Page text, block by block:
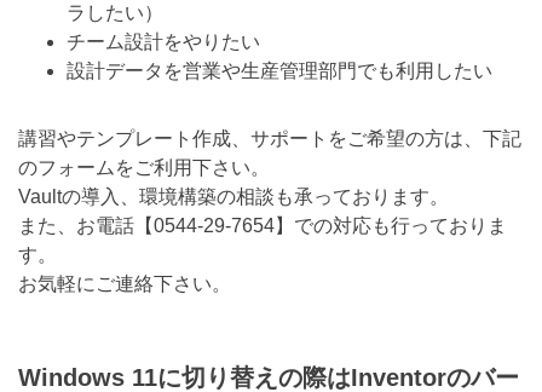
ラしたい）
チーム設計をやりたい
設計データを営業や生産管理部門でも利用したい
講習やテンプレート作成、サポートをご希望の方は、下記
のフォームをご利用下さい。
Vaultの導入、環境構築の相談も承っております。
また、お電話【0544-29-7654】での対応も行っておりま
す。
お気軽にご連絡下さい。
Windows 11に切り替えの際はInventorのバー